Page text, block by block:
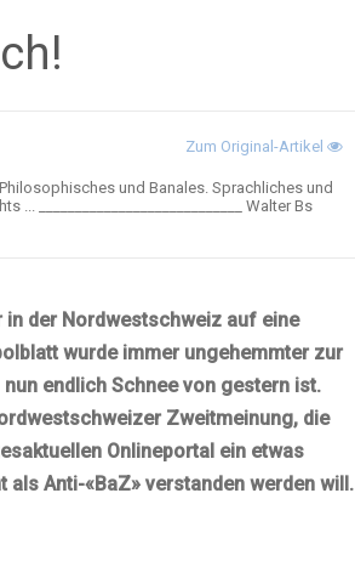
Zum Original-Artikel
und Banales. Sprachliches und
____________________________ Walter Bs
der Nordwestschweiz auf eine
wurde immer ungehemmter zur
endlich Schnee von gestern ist.
Zweitmeinung, die
Onlineportal ein etwas
als Anti-«BaZ» verstanden werden will.